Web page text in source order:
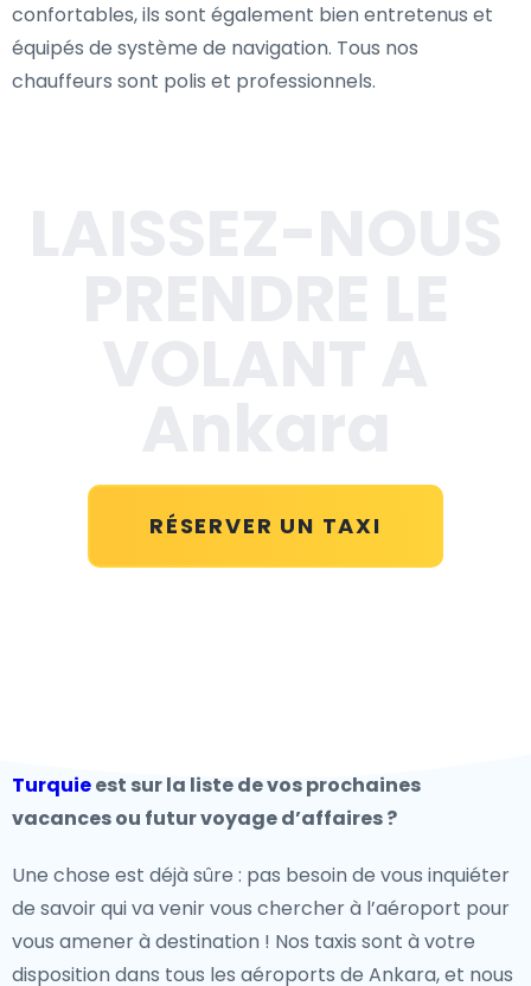
confortables, ils sont également bien entretenus et
équipés de système de navigation. Tous nos
chauffeurs sont polis et professionnels.
RÉSERVER UN TAXI
Turquieest sur la liste de vos prochaines
vacances ou futur voyage d’affaires ?
Une chose est déjà sûre : pas besoin de vous inquiéter
de savoir qui va venir vous chercher à l’aéroport pour
vous amener à destination ! Nos taxis sont à votre
disposition dans tous les aéroports de Ankara, et nous